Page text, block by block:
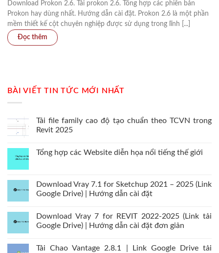
Download Prokon 2.6. Tải prokon 2.6. Tổng hợp các phiên bản
Prokon hay dùng nhất. Hướng dẫn cài đặt. Prokon 2.6 là một phần
mềm thiết kế cột chuyên nghiệp được sử dụng trong lĩnh [...]
BÀI VIẾT TIN TỨC MỚI NHẤT
Tải file family cao độ tạo chuẩn theo TCVN trong
Revit 2025
Tổng hợp các Website diễn họa nổi tiếng thế giới
Download Vray 7.1 for Sketchup 2021 – 2025 (Link
Google Drive) | Hướng dẫn cài đặt
Download Vray 7 for REVIT 2022-2025 (Link tải
Google Drive) | Hướng dẫn cài đặt đơn giản
Tải Chao Vantage 2.8.1 | Link Google Drive tải